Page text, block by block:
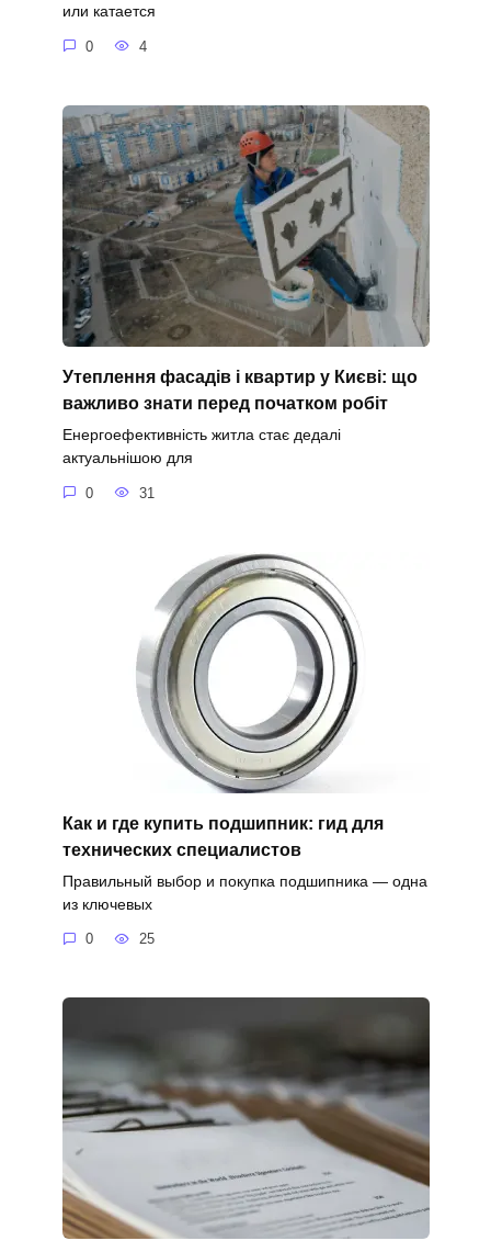
или катается
0 4
Утеплення фасадів і квартир у Києві: що
важливо знати перед початком робіт
Енергоефективність житла стає дедалі
актуальнішою для
0 31
Как и где купить подшипник: гид для
технических специалистов
Правильный выбор и покупка подшипника — одна
из ключевых
0 25